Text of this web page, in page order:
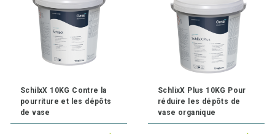
SchilxX 10KG Contre la
pourriture et les dépôts
de vase
SchlixX Plus 10KG Pour
réduire les dépôts de
vase organique